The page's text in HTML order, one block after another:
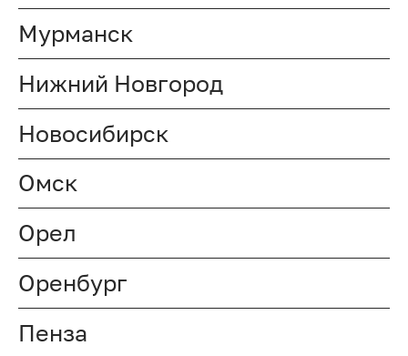
Мурманск
Нижний Новгород
Новосибирск
Омск
Орел
Оренбург
Пенза